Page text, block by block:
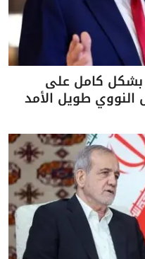
بشكل كامل على
النووي طويل الأمد